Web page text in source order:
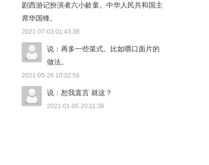
剧西游记扮演者六小龄童。中华人民共和国主
席华国锋。
2021-07-03 01:43:38
说：再多一些菜式。比如嚼口面片的
做法。
2021-05-26 10:32:56
说：恕我直言 就这？
2021-01-05 20:11:36